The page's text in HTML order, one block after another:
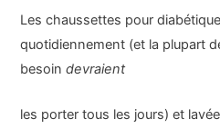
Les chaussettes pour
quotidiennement (et la plupart
besoindevraient
les porter tous les jours) et